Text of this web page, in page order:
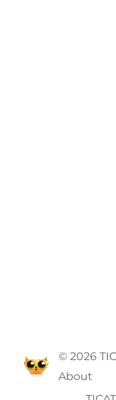
© 2026
About